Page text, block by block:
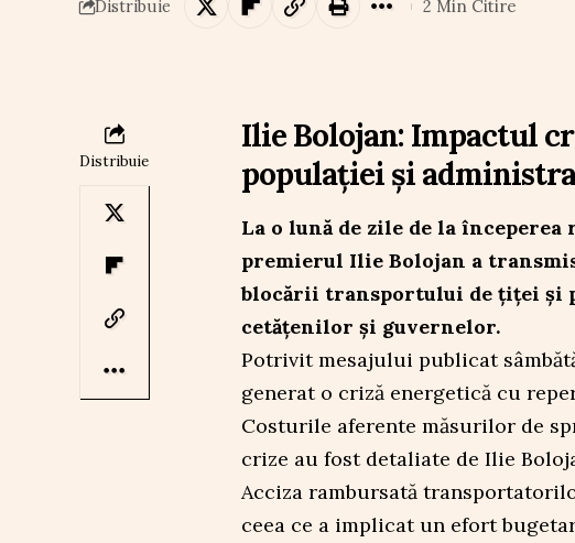
Distribuie 2 Min Citire
Distribuie
Ilie Bolojan: Impactul
populației și
La o lună de zile de la
premierul Ilie Bolojan a
blocării transportului de țiței și
cetățenilor și guvernelor.
Potrivit mesajului publicat
generat o criză energetică cu
Costurile aferente măsurilor de
crize au fost detaliate de Ilie
Acciza rambursată
ceea ce a implicat un efort